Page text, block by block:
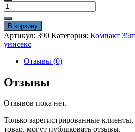
Количество
товара
Мини-
парфюм
35ml
Pink
Pepper
free
В корзину
Артикул: 390 Категория: Компакт
унисекс
Отзывы (0)
Отзывы
Отзывов пока нет.
Только зарегистрированные
товар, могут публиковать отзывы.